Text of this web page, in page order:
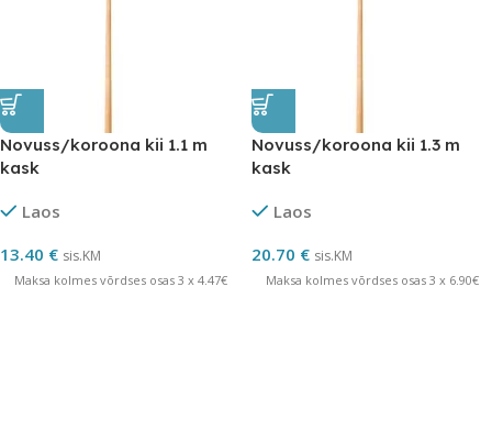
Novuss/koroona kii 1.1 m
kask
Laos
13.40 € sis.KM
Maksa kolmes võrdses osas 3 x 4.47€
Novuss/koroona kii 1.3 m
kask
Laos
20.70 € sis.KM
Maksa kolmes võrdses osas 3 x 6.90€